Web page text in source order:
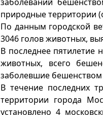
заболеваний
природные территории
По данным городской
3046 голов животных,
В последнее пятилетие
животных, всего
заболевшие
В течение последних
территории города
установлено 4